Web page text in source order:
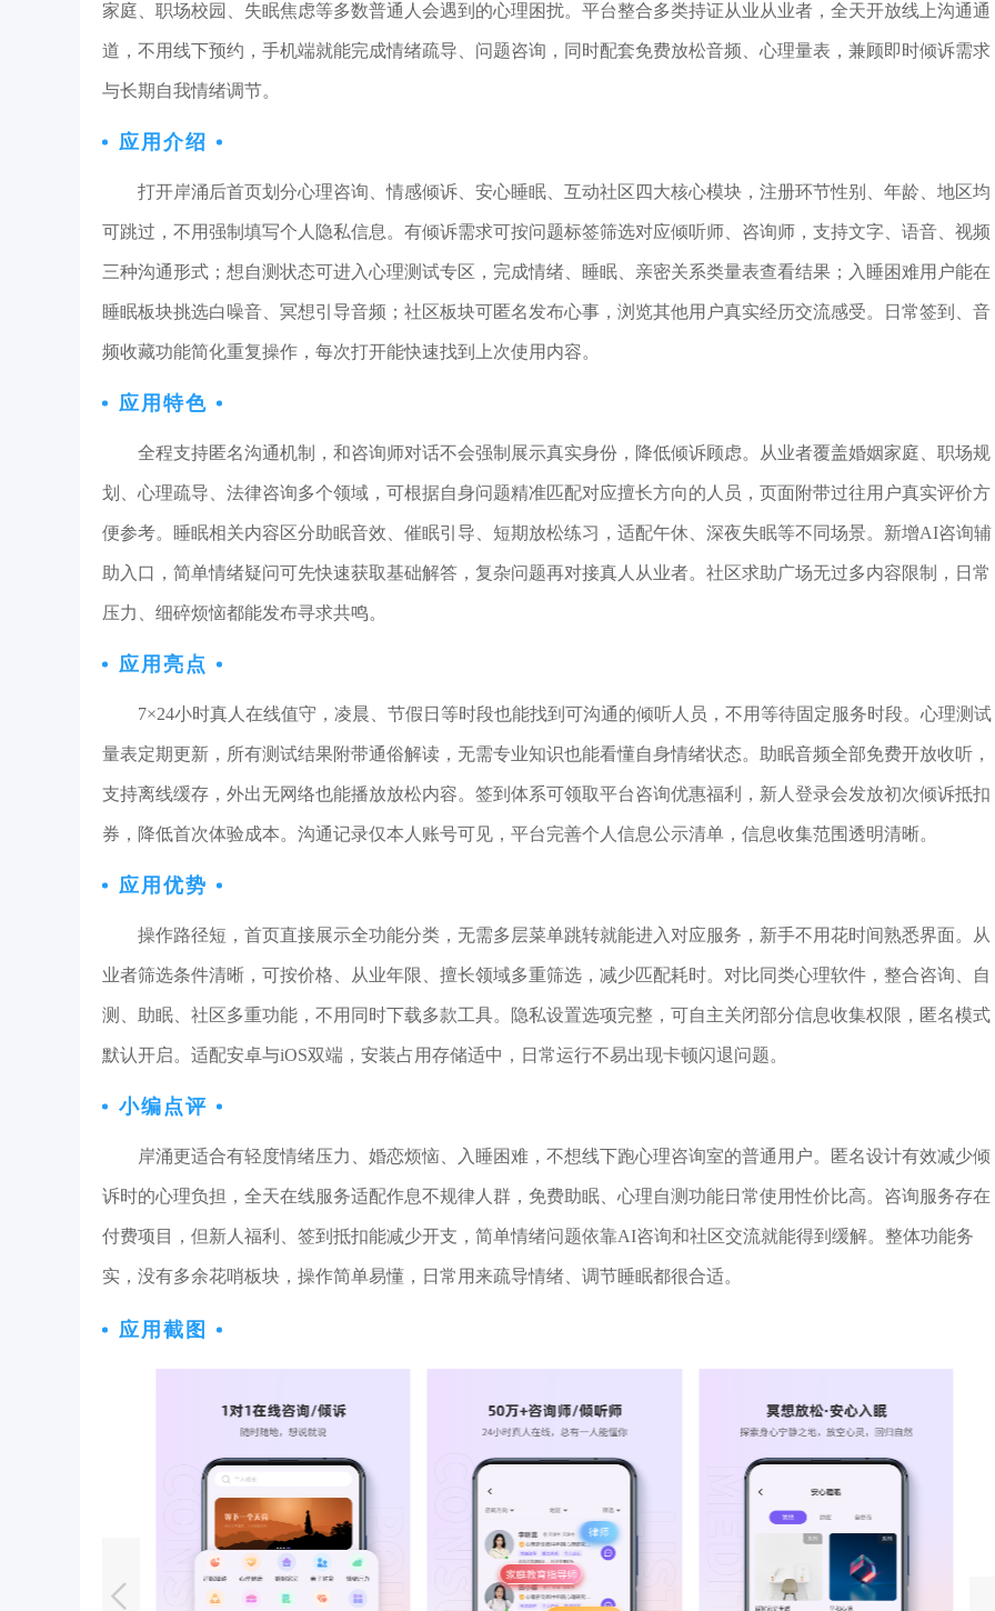
家庭、职场校园、失眠焦虑等多数普通人会遇到的心理困扰。平台整合多类持证从业从业者，全天开放线上沟通通
道，不用线下预约，手机端就能完成情绪疏导、问题咨询，同时配套免费放松音频、心理量表，兼顾即时倾诉需求
与长期自我情绪调节。
应用介绍
打开岸涌后首页划分心理咨询、情感倾诉、安心睡眠、互动社区四大核心模块，注册环节性别、年龄、地区均
可跳过，不用强制填写个人隐私信息。有倾诉需求可按问题标签筛选对应倾听师、咨询师，支持文字、语音、视频
三种沟通形式；想自测状态可进入心理测试专区，完成情绪、睡眠、亲密关系类量表查看结果；入睡困难用户能在
睡眠板块挑选白噪音、冥想引导音频；社区板块可匿名发布心事，浏览其他用户真实经历交流感受。日常签到、音
频收藏功能简化重复操作，每次打开能快速找到上次使用内容。
应用特色
全程支持匿名沟通机制，和咨询师对话不会强制展示真实身份，降低倾诉顾虑。从业者覆盖婚姻家庭、职场规
划、心理疏导、法律咨询多个领域，可根据自身问题精准匹配对应擅长方向的人员，页面附带过往用户真实评价方
便参考。睡眠相关内容区分助眠音效、催眠引导、短期放松练习，适配午休、深夜失眠等不同场景。新增AI咨询辅
助入口，简单情绪疑问可先快速获取基础解答，复杂问题再对接真人从业者。社区求助广场无过多内容限制，日常
压力、细碎烦恼都能发布寻求共鸣。
应用亮点
7×24小时真人在线值守，凌晨、节假日等时段也能找到可沟通的倾听人员，不用等待固定服务时段。心理测试
量表定期更新，所有测试结果附带通俗解读，无需专业知识也能看懂自身情绪状态。助眠音频全部免费开放收听，
支持离线缓存，外出无网络也能播放放松内容。签到体系可领取平台咨询优惠福利，新人登录会发放初次倾诉抵扣
券，降低首次体验成本。沟通记录仅本人账号可见，平台完善个人信息公示清单，信息收集范围透明清晰。
应用优势
操作路径短，首页直接展示全功能分类，无需多层菜单跳转就能进入对应服务，新手不用花时间熟悉界面。从
业者筛选条件清晰，可按价格、从业年限、擅长领域多重筛选，减少匹配耗时。对比同类心理软件，整合咨询、自
测、助眠、社区多重功能，不用同时下载多款工具。隐私设置选项完整，可自主关闭部分信息收集权限，匿名模式
默认开启。适配安卓与iOS双端，安装占用存储适中，日常运行不易出现卡顿闪退问题。
小编点评
岸涌更适合有轻度情绪压力、婚恋烦恼、入睡困难，不想线下跑心理咨询室的普通用户。匿名设计有效减少倾
诉时的心理负担，全天在线服务适配作息不规律人群，免费助眠、心理自测功能日常使用性价比高。咨询服务存在
付费项目，但新人福利、签到抵扣能减少开支，简单情绪问题依靠AI咨询和社区交流就能得到缓解。整体功能务
实，没有多余花哨板块，操作简单易懂，日常用来疏导情绪、调节睡眠都很合适。
应用截图